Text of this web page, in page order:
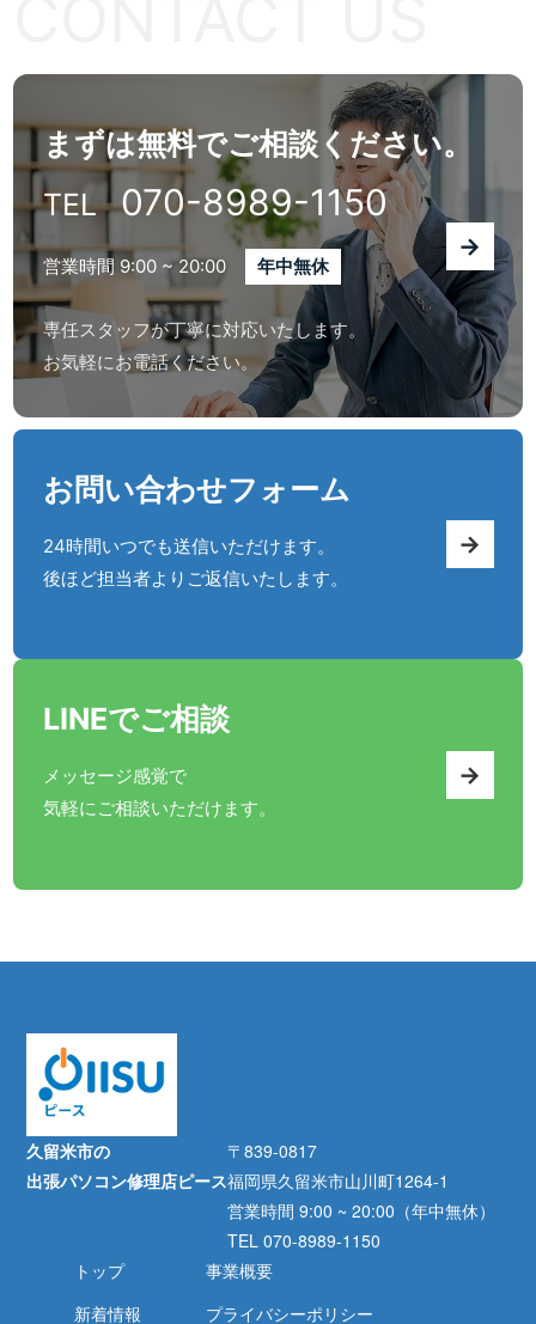
まずは無料でご相談ください。
TEL
070-8989-1150
営業時間 9:00 ~ 20:00 年中無休
専任スタッフが丁寧に対応いたします。
お気軽にお電話ください。
→
お問い合わせフォーム
24時間いつでも送信いただけます。
後ほど担当者よりご返信いたします。
→
LINEでご相談
メッセージ感覚で
気軽にご相談いただけます。
→
久留米市の
出張パソコン修理店ピース
〒839-0817
福岡県久留米市山川町1264-1
営業時間 9:00 ~ 20:00（年中無休）
TEL 070-8989-1150
トップ
新着情報
事業概要
プライバシーポリシー